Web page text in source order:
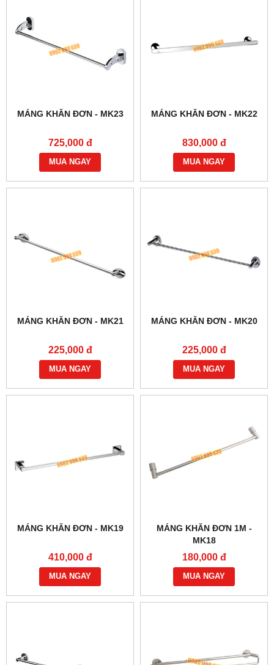
MÁNG KHĂN ĐƠN - MK23
725,000 đ
MUA NGAY
MÁNG KHĂN ĐƠN - MK22
830,000 đ
MUA NGAY
MÁNG KHĂN ĐƠN - MK21
225,000 đ
MUA NGAY
MÁNG KHĂN ĐƠN - MK20
225,000 đ
MUA NGAY
MÁNG KHĂN ĐƠN - MK19
410,000 đ
MUA NGAY
MÁNG KHĂN ĐƠN 1M -
MK18
180,000 đ
MUA NGAY